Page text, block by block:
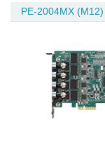
PE-2004MX (M12)